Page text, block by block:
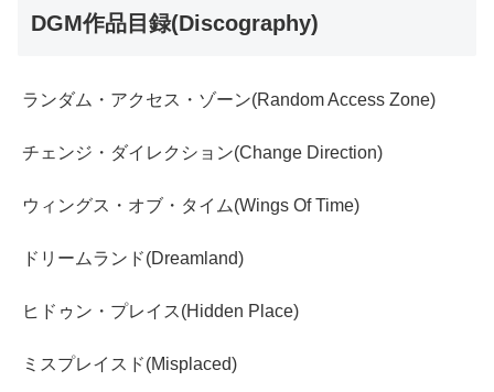
DGM作品目録(Discography)
ランダム・アクセス・ゾーン(Random Access Zone)
チェンジ・ダイレクション(Change Direction)
ウィングス・オブ・タイム(Wings Of Time)
ドリームランド(Dreamland)
ヒドゥン・プレイス(Hidden Place)
ミスプレイスド(Misplaced)